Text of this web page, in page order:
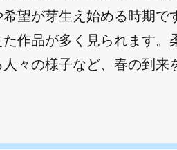
望が芽生え始める時期で
作品が多く見られます。
々の様子など、春の到来